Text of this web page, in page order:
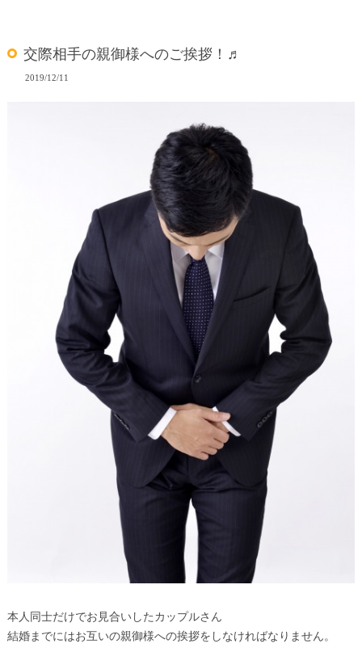
交際相手の親御様へのご挨拶！♬
2019/12/11
本人同士だけでお見合いしたカップルさん
結婚までにはお互いの親御様への挨拶をしなければなりません。